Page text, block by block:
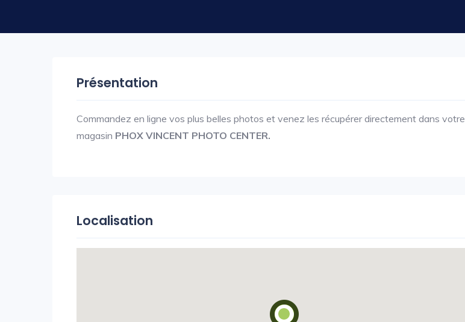
Présentation
Commandez en ligne vos plus belles photos et venez les récupérer directement dans votre
magasin PHOX VINCENT PHOTO CENTER.
Localisation